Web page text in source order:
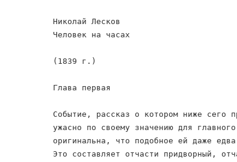
Николай Лесков
Человек на часах
(1839 г.)
Глава первая
Событие, рассказ о котором ниже сего
ужасно по своему значению для
оригинальна, что подобное ей даже
Это составляет отчасти придворный,